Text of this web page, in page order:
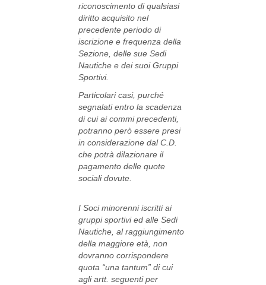
riconoscimento di qualsiasi
diritto acquisito nel
precedente periodo di
iscrizione e frequenza della
Sezione, delle sue Sedi
Nautiche e dei suoi Gruppi
Sportivi.
Particolari casi, purché
segnalati entro la scadenza
di cui ai commi precedenti,
potranno però essere presi
in considerazione dal C.D.
che potrà dilazionare il
pagamento delle quote
sociali dovute.
I Soci minorenni iscritti ai
gruppi sportivi ed alle Sedi
Nautiche, al raggiungimento
della maggiore età, non
dovranno corrispondere
quota “una tantum” di cui
agli artt. seguenti per